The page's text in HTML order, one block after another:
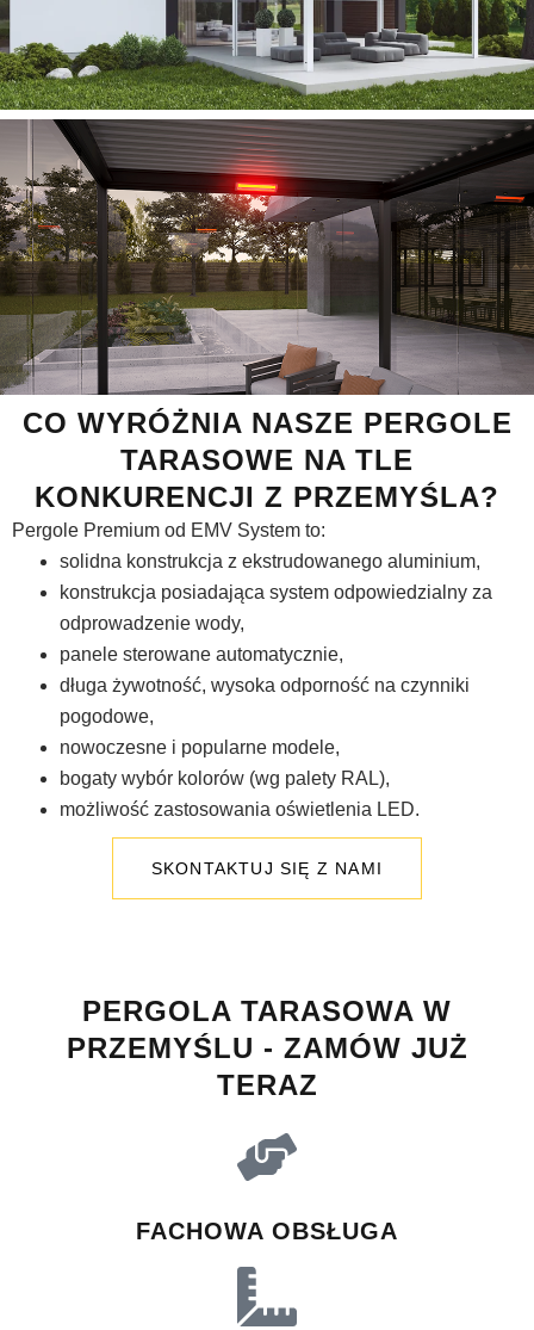
CO WYRÓŻNIA NASZE PERGOLE
TARASOWE NA TLE
KONKURENCJI Z PRZEMYŚLA?
Pergole Premium od EMV System to:
solidna konstrukcja z ekstrudowanego aluminium,
konstrukcja posiadająca system odpowiedzialny za
odprowadzenie wody,
panele sterowane automatycznie,
długa żywotność, wysoka odporność na czynniki
pogodowe,
nowoczesne i popularne modele,
bogaty wybór kolorów (wg palety RAL),
możliwość zastosowania oświetlenia LED.
SKONTAKTUJ SIĘ Z NAMI
PERGOLA TARASOWA W
PRZEMYŚLU - ZAMÓW JUŻ
TERAZ
FACHOWA OBSŁUGA